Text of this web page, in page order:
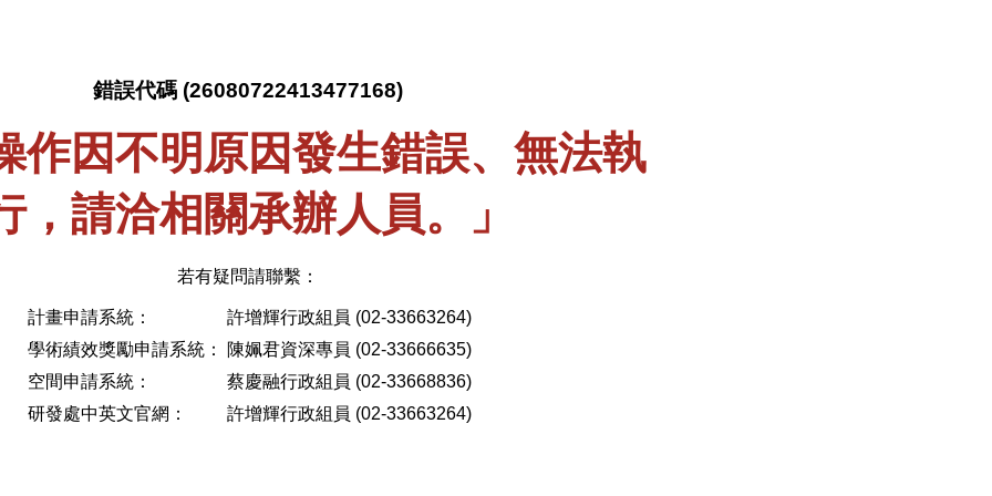
錯誤代碼 (26080722413477168)
作因不明原因發生錯誤、無法執
，請洽相關承辦人員。」
若有疑問請聯繫：
計畫申請系統：
許增輝行政組員 (02-33663264)
學術績效獎勵申請系統：
陳姵君資深專員 (02-33666635)
空間申請系統：
蔡慶融行政組員 (02-33668836)
研發處中英文官網：
許增輝行政組員 (02-33663264)